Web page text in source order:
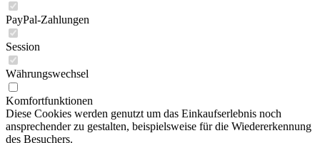
PayPal-Zahlungen
Session
Währungswechsel
Komfortfunktionen
Diese Cookies werden genutzt um das Einkaufserlebnis noch
ansprechender zu gestalten, beispielsweise für die Wiedererkennung
des Besuchers.